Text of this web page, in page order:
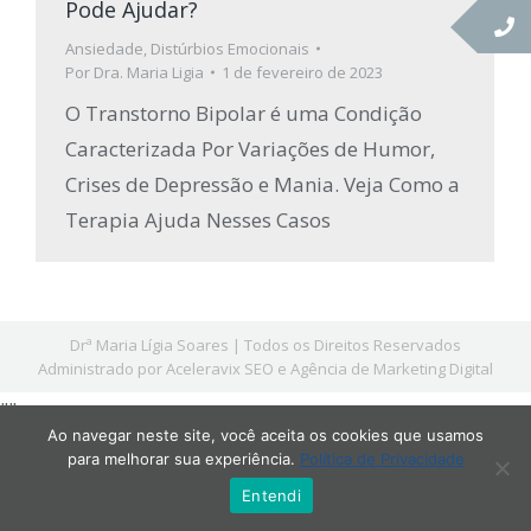
Pode Ajudar?
Ansiedade Distúrbios Emocionais
Por Dra. Maria Ligia 1 de fevereiro de 2023
O Transtorno Bipolar é uma Condição
Caracterizada Por Variações de Humor,
Crises de Depressão e Mania. Veja Como a
Terapia Ajuda Nesses Casos
Drª Maria Lígia Soares | Todos os Direitos Reservados
Administrado por Aceleravix SEO e Agência de Marketing Digital
Ao navegar neste site, você aceita os cookies que usamos
para melhorar sua experiência. Política de Privacidade
Entendi
""